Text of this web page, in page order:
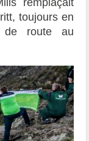
toujours en
de route au